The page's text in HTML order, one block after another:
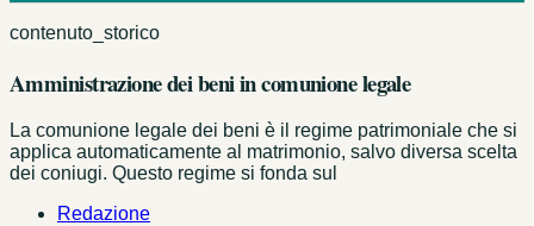
contenuto_storico
Amministrazione dei beni in comunione legale
La comunione legale dei beni è il regime patrimoniale che si
applica automaticamente al matrimonio, salvo diversa scelta
dei coniugi. Questo regime si fonda sul
Redazione